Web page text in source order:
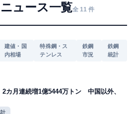
ュース一覧全 11 件
建値・国
内相場
特殊鋼・ス
テンレス
鉄鋼
市況
鉄鋼
統計
カ月連続増1億5444万トン 中国以外、